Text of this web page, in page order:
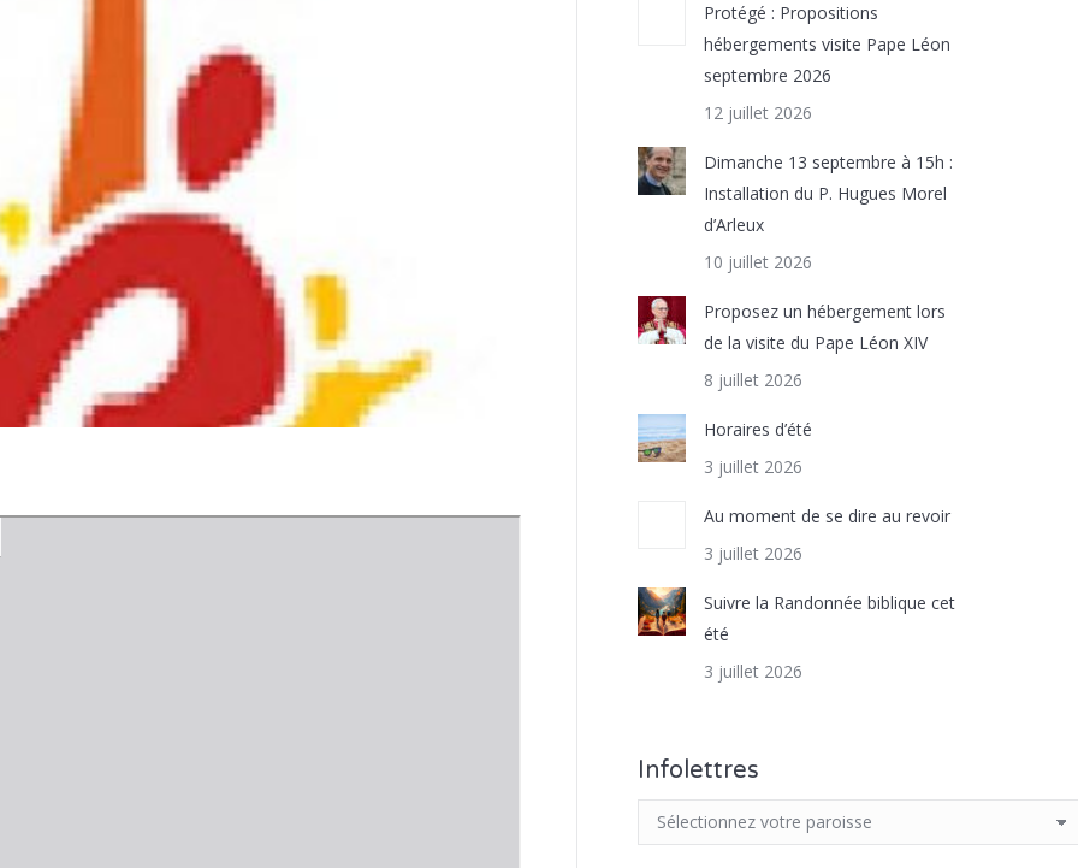
Protégé : Propositions
hébergements visite Pape Léon
septembre 2026
12 juillet 2026
Dimanche 13 septembre à 15h :
Installation du P. Hugues Morel
d’Arleux
10 juillet 2026
Proposez un hébergement lors
de la visite du Pape Léon XIV
8 juillet 2026
Horaires d’été
3 juillet 2026
Au moment de se dire au revoir
3 juillet 2026
Suivre la Randonnée biblique cet
été
3 juillet 2026
Infolettres